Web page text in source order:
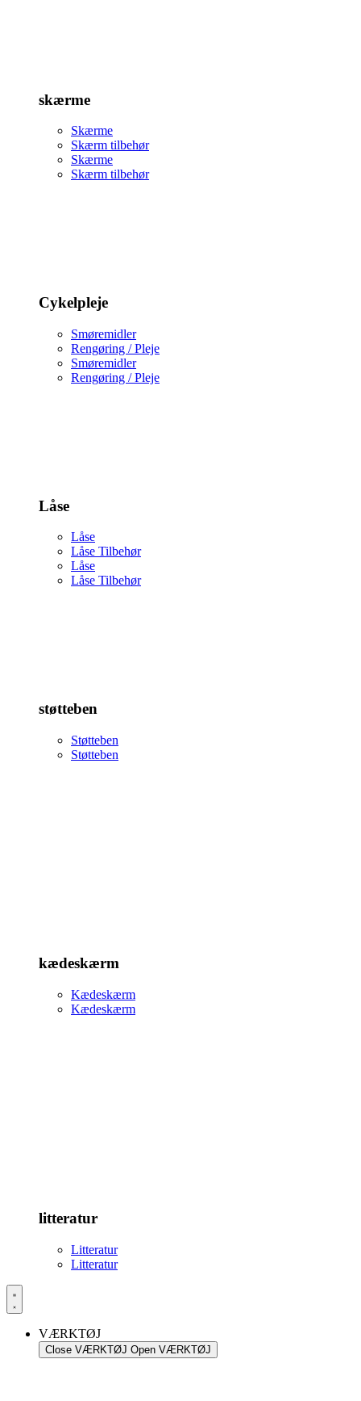
skærme
Skærme
Skærm tilbehør
Skærme
Skærm tilbehør
Cykelpleje
Smøremidler
Rengøring / Pleje
Smøremidler
Rengøring / Pleje
Låse
Låse
Låse Tilbehør
Låse
Låse Tilbehør
støtteben
Støtteben
Støtteben
kædeskærm
Kædeskærm
Kædeskærm
litteratur
Litteratur
Litteratur
VÆRKTØJ
Close VÆRKTØJ Open VÆRKTØJ